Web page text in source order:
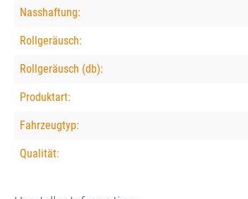
Nasshaftung:
Rollgeräusch:
Rollgeräusch (db):
Produktart:
Fahrzeugtyp:
Qualität: